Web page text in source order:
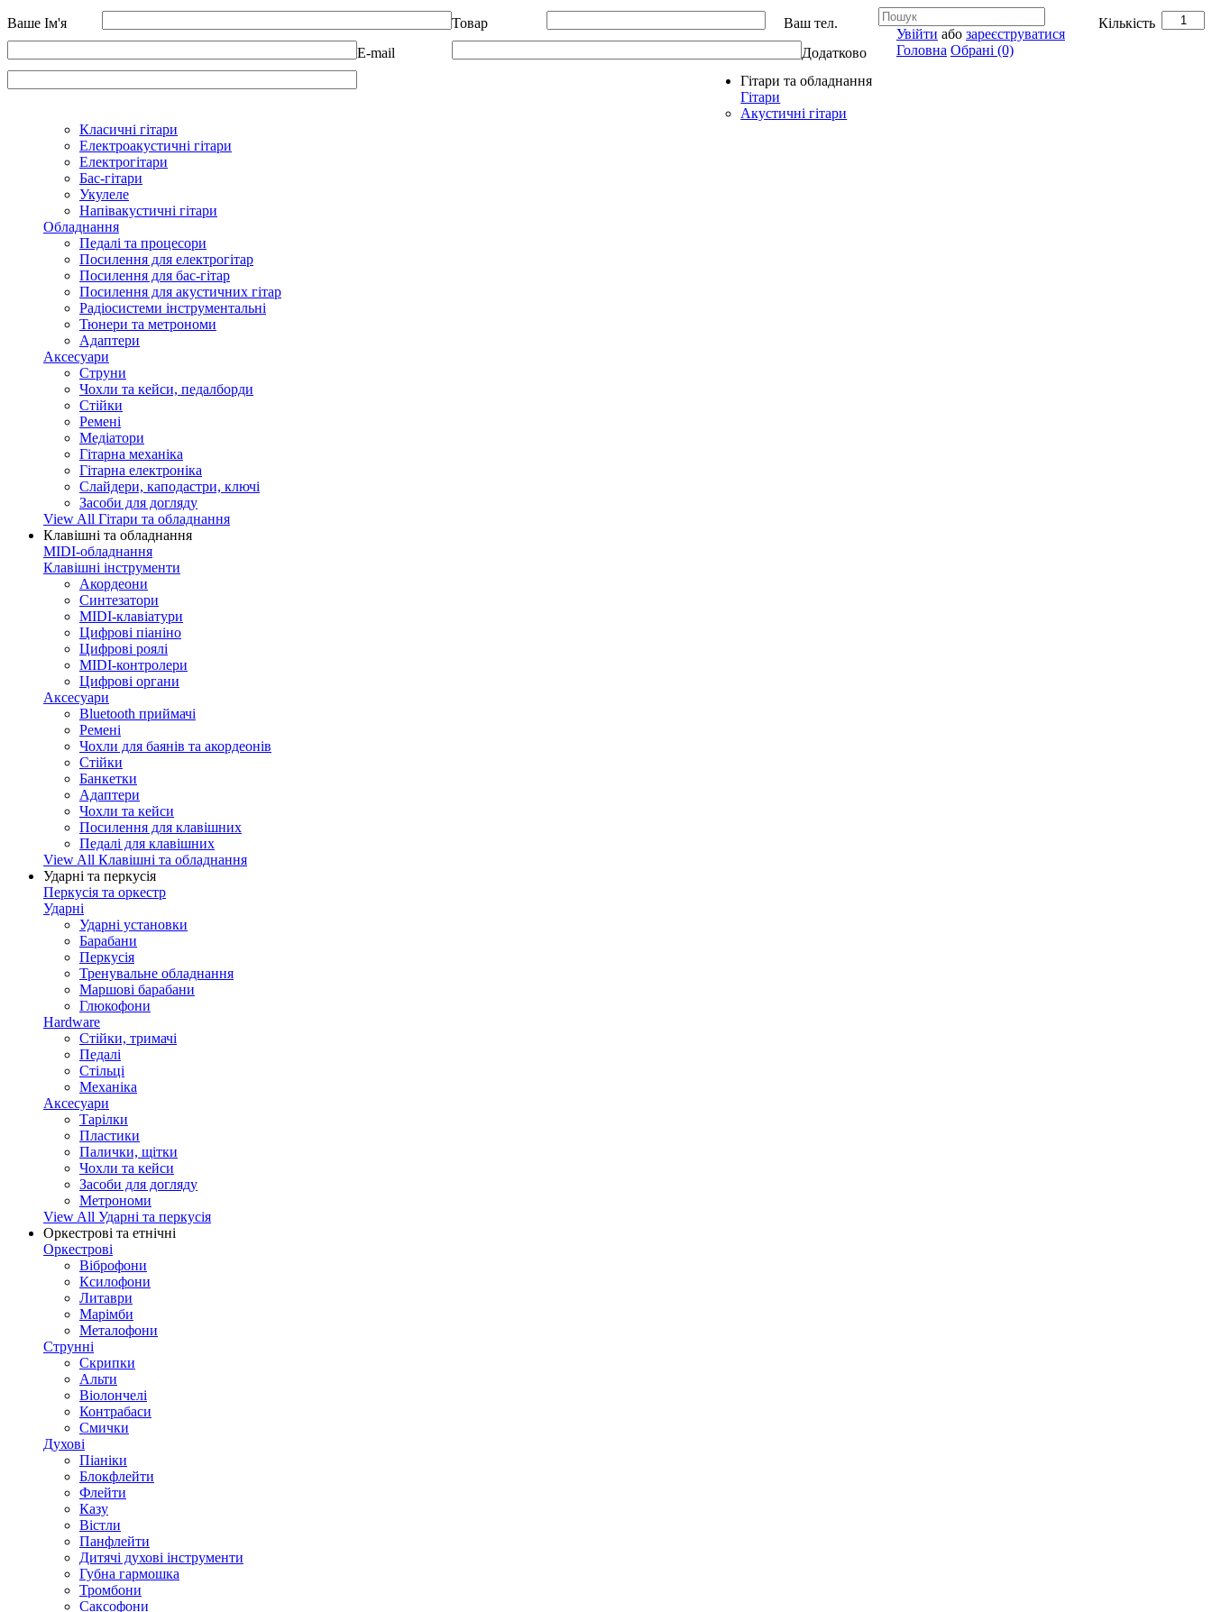
Ваше Ім'я Товар Кількість
Ваш тел.
E-mail
Додатково
Allegro - Music: Музичні інструменти в Україні
Увійти або зареєструватися
Головна Обрані (0)
Гітари та обладнання
Гітари
Акустичні гітари
Класичні гітари
Електроакустичні гітари
Електрогітари
Бас-гітари
Укулеле
Напівакустичні гітари
Обладнання
Педалі та процесори
Посилення для електрогітар
Посилення для бас-гітар
Посилення для акустичних гітар
Радіосистеми інструментальні
Тюнери та метрономи
Адаптери
Аксесуари
Струни
Чохли та кейси, педалборди
Стійки
Ремені
Медіатори
Гітарна механіка
Гітарна електроніка
Слайдери, каподастри, ключі
Засоби для догляду
View All Гітари та обладнання
Клавішні та обладнання
MIDI-обладнання
Клавішні інструменти
Акордеони
Синтезатори
MIDI-клавіатури
Цифрові піаніно
Цифрові роялі
MIDI-контролери
Цифрові органи
Аксесуари
Bluetooth приймачі
Ремені
Чохли для баянів та акордеонів
Стійки
Банкетки
Адаптери
Чохли та кейси
Посилення для клавішних
Педалі для клавішних
View All Клавішні та обладнання
Ударні та перкусія
Перкусія та оркестр
Ударні
Ударні установки
Барабани
Перкусія
Тренувальне обладнання
Маршові барабани
Глюкофони
Hardware
Стійки, тримачі
Педалі
Стільці
Механіка
Аксесуари
Тарілки
Пластики
Палички, щітки
Чохли та кейси
Засоби для догляду
Метрономи
View All Ударні та перкусія
Оркестрові та етнічні
Оркестрові
Віброфони
Ксилофони
Литаври
Марімби
Металофони
Струнні
Скрипки
Альти
Віолончелі
Контрабаси
Смички
Духові
Піаніки
Блокфлейти
Флейти
Казу
Вістли
Панфлейти
Дитячі духові інструменти
Губна гармошка
Тромбони
Саксофони